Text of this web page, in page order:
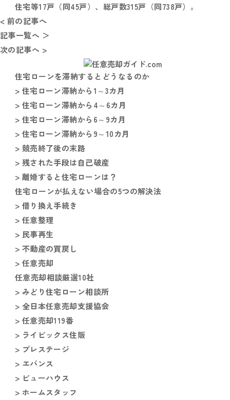
住宅等17戸（同45戸）、総戸数315戸（同738戸）。
< 前の記事へ
記事一覧へ ＞
次の記事へ >
住宅ローンを滞納するとどうなるのか
> 住宅ローン滞納から1～3カ月
> 住宅ローン滞納から4～6カ月
> 住宅ローン滞納から6～9カ月
> 住宅ローン滞納から9～10カ月
> 競売終了後の末路
> 残された手段は自己破産
> 離婚すると住宅ローンは？
住宅ローンが払えない場合の5つの解決法
> 借り換え手続き
> 任意整理
> 民事再生
> 不動産の買戻し
> 任意売却
任意売却相談厳選10社
> みどり住宅ローン相談所
> 全日本任意売却支援協会
> 任意売却119番
> ライビックス住販
> プレステージ
> エバンス
> ビューハウス
> ホームスタッフ